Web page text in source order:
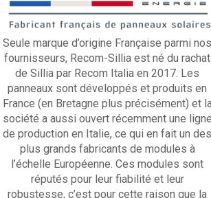
Seule marque d’origine Française parmi nos
fournisseurs, Recom-Sillia est né du rachat
de Sillia par Recom Italia en 2017. Les
panneaux sont développés et produits en
France (en Bretagne plus précisément) et
société a aussi ouvert récemment une ligne
de production en Italie, ce qui en fait un des
plus grands fabricants de modules à
l’échelle Européenne. Ces modules sont
réputés pour leur fiabilité et leur
robustesse, c’est pour cette raison que la